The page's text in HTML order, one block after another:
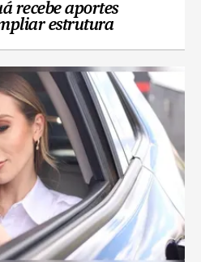
recebe aportes
estrutura